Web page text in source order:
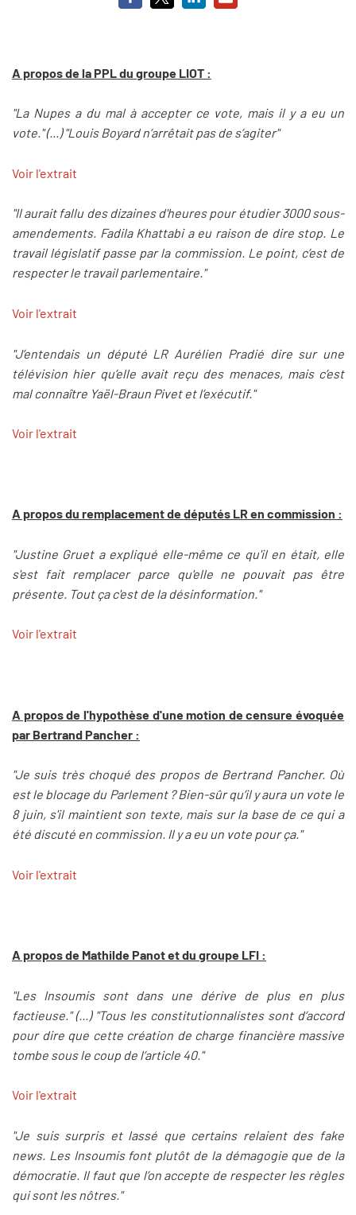
A propos de la PPL du groupe LIOT :
"La Nupes a du mal à accepter ce vote, mais il y a eu un
vote." (...) "Louis Boyard n’arrêtait pas de s’agiter"
Voir l'extrait
"Il aurait fallu des dizaines d'heures pour étudier 3000 sous-
amendements. Fadila Khattabi a eu raison de dire stop. Le
travail législatif passe par la commission. Le point, c’est de
respecter le travail parlementaire."
Voir l'extrait
"J’entendais un député LR Aurélien Pradié dire sur une
télévision hier qu’elle avait reçu des menaces, mais c’est
mal connaître Yaël-Braun Pivet et l’exécutif."
Voir l'extrait
A propos du remplacement de députés LR en commission :
"Justine Gruet a expliqué elle-même ce qu'il en était, elle
s'est fait remplacer parce qu'elle ne pouvait pas être
présente. Tout ça c'est de la désinformation."
Voir l'extrait
A propos de l'hypothèse d'une motion de censure évoquée
par Bertrand Pancher :
"Je suis très choqué des propos de Bertrand Pancher. Où
est le blocage du Parlement ? Bien-sûr qu’il y aura un vote le
8 juin, s'il maintient son texte, mais sur la base de ce qui a
été discuté en commission. Il y a eu un vote pour ça."
Voir l'extrait
A propos de Mathilde Panot et du groupe LFI :
"Les Insoumis sont dans une dérive de plus en plus
factieuse." (...) "Tous les constitutionnalistes sont d’accord
pour dire que cette création de charge financière massive
tombe sous le coup de l’article 40."
Voir l'extrait
"Je suis surpris et lassé que certains relaient des fake
news. Les Insoumis font plutôt de la démagogie que de la
démocratie. Il faut que l’on accepte de respecter les règles
qui sont les nôtres."